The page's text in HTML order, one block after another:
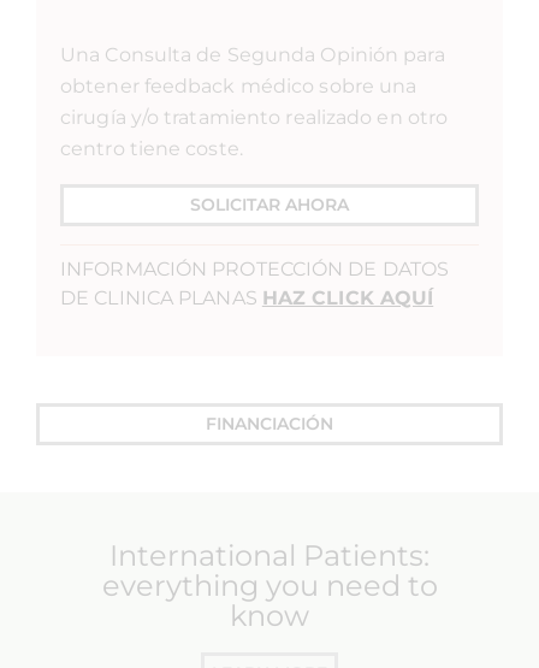
Una Consulta de Segunda Opinión para
obtener feedback médico sobre una
cirugía y/o tratamiento realizado en otro
centro tiene coste.
SOLICITAR AHORA
INFORMACIÓN PROTECCIÓN DE DATOS
DE CLINICA PLANAS HAZ CLICK AQUÍ
FINANCIACIÓN
International Patients:
everything you need to
know